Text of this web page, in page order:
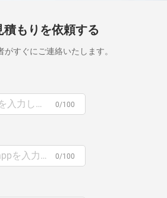
積もりを依頼する
がすぐにご連絡いたします。
0/100
0/100